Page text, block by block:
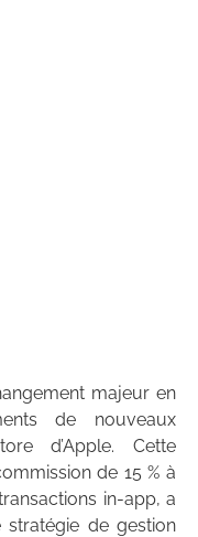
majeur en
de nouveaux
d’Apple. Cette
de 15 % à
in-app, a
stratégie de gestion